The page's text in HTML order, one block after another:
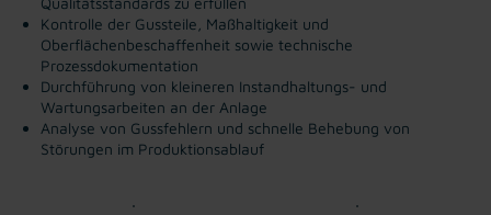
Kontrolle der Gussteile, Maßhaltigkeit und
Oberflächenbeschaffenheit sowie technische
Prozessdokumentation
Durchführung von kleineren Instandhaltungs- und
Wartungsarbeiten an der Anlage
Analyse von Gussfehlern und schnelle Behebung von
Störungen im Produktionsablauf